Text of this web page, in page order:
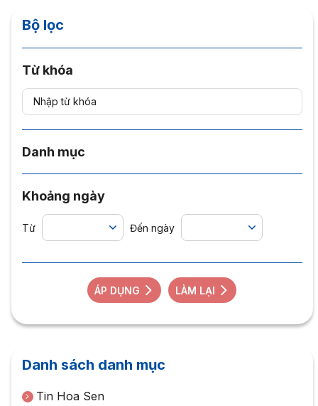
Bộ lọc
Từ khóa
Danh mục
Khoảng ngày
Từ Đến ngày
ÁP DỤNG LÀM LẠI
Danh sách danh mục
Tin Hoa Sen